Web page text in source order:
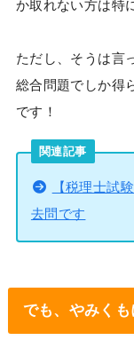
か取れない方は特
ただし、そうは言
総合問題でしか得
です！
関連記事
【税理士試
去問です
でも、やみく